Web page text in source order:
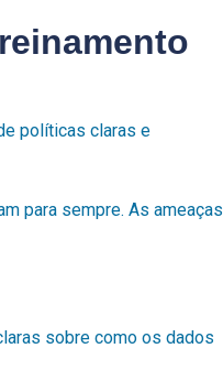
políticas claras e
para sempre. As ameaças
sobre como os dados